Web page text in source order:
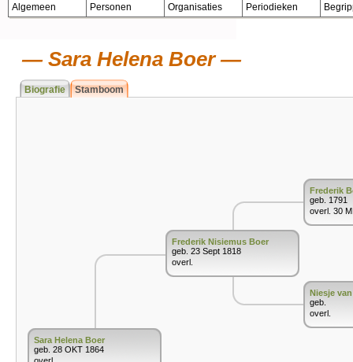
Algemeen Personen Organisaties Periodieken
Sara Helena Boer
Biografie Stamboom
Sara Helena Boer
geb. 28 OKT 1864
Frederik Nisiemus Boer
geb. 23 Sept 1818
overl.
Frederik
geb. 1791
overl. 30
Niesje
geb.
overl.